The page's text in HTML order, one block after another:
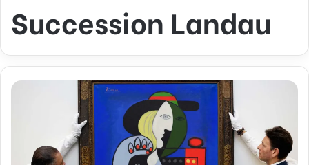
Succession Landau